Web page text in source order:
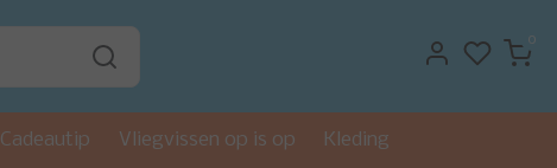
0
Cadeautip Vliegvissen op is op Kleding